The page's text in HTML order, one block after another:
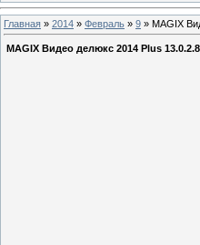
Главная » 2014 » Февраль » 9 » MAGIX
MAGIX Видео делюкс 2014 Plus